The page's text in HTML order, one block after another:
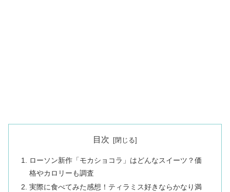
目次
ローソン新作「モカショコラ」はどんなスイーツ？価
格やカロリーも調査
実際に食べてみた感想！ティラミス好きならかなり満